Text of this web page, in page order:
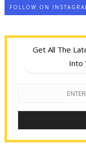
FOLLOW ON
Get All The
Into